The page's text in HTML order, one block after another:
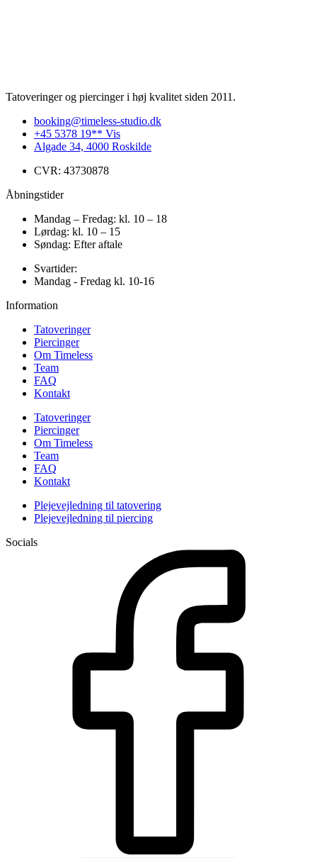
Tatoveringer og piercinger i høj kvalitet siden 2011.
booking@timeless-studio.dk
+45 5378 19** Vis
Algade 34, 4000 Roskilde
CVR: 43730878
Åbningstider
Mandag – Fredag: kl. 10 – 18
Lørdag: kl. 10 – 15
Søndag: Efter aftale
Svartider:
Mandag - Fredag kl. 10-16
Information
Tatoveringer
Piercinger
Om Timeless
Team
FAQ
Kontakt
Tatoveringer
Piercinger
Om Timeless
Team
FAQ
Kontakt
Plejevejledning til tatovering
Plejevejledning til piercing
Socials